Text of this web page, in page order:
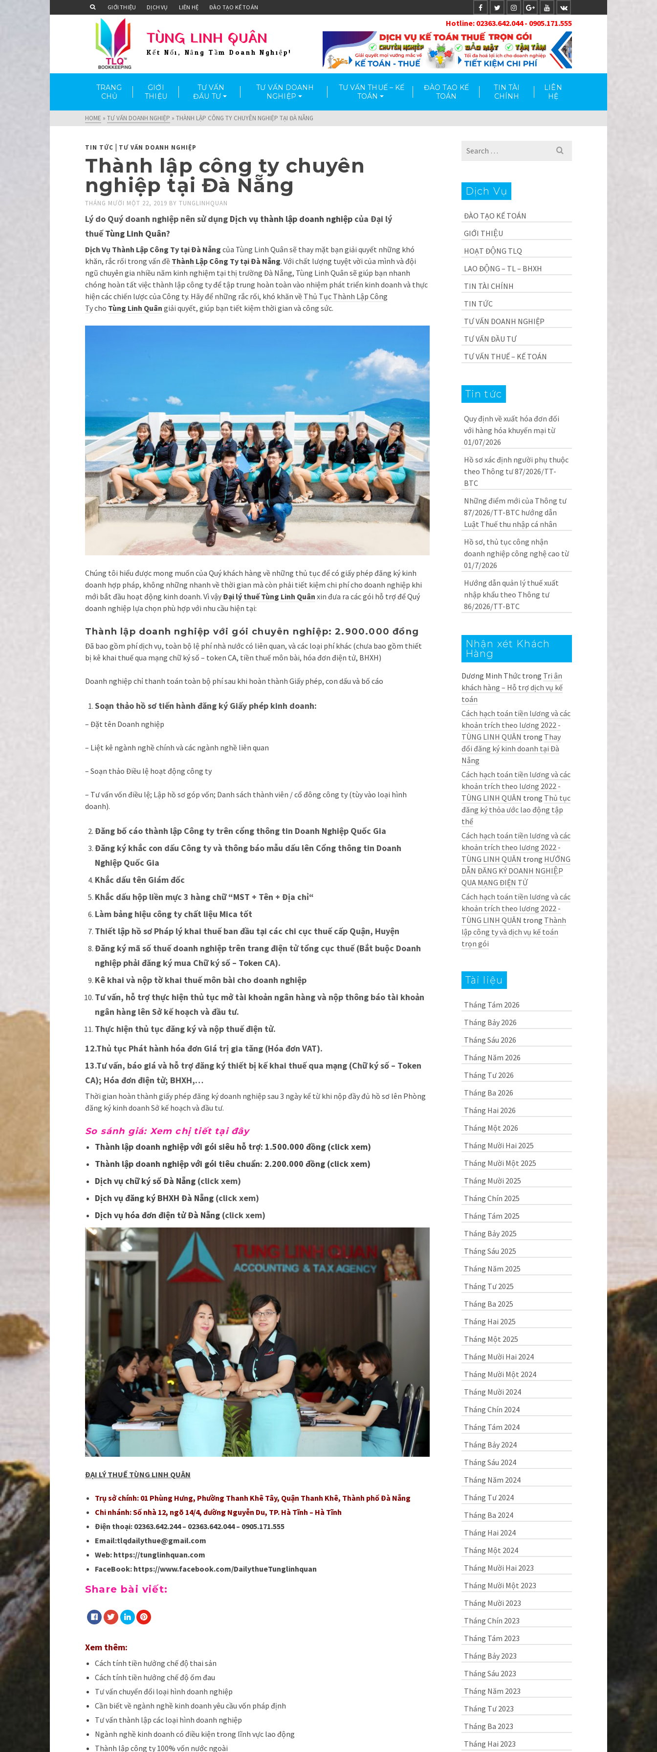
GIỚI THIỆU DỊCH VỤ LIÊN HỆ ĐÀO TẠO KẾ TOÁN
TÙNG LINH QUÂN
Kết Nối, Nâng Tầm Doanh Nghiệp!
Hotline: 02363.642.044 - 0905.171.555
TRANG
CHỦ
GIỚI
THIỆU
TƯ VẤN
ĐẦU TƯ
TƯ VẤN DOANH
NGHIỆP
TƯ VẤN THUẾ – KẾ
TOÁN
ĐÀO TẠO KẾ
TOÁN
TIN TÀI
CHÍNH
LIÊN
HỆ
HOME » TƯ VẤN DOANH NGHIỆP » THÀNH LẬP CÔNG TY CHUYÊN NGHIỆP TẠI ĐÀ NẴNG
TIN TỨC | TƯ VẤN DOANH NGHIỆP
Thành lập công ty chuyên
nghiệp tại Đà Nẵng
THÁNG MƯỜI MỘT 22, 2019 BY TUNGLINHQUAN
Lý do Quý doanh nghiệp nên sử dụng Dịch vụ thành lập doanh nghiệp của Đại lý
thuếTùng Linh Quân?
Dịch Vụ Thành Lập Công Ty tại Đà Nẵng của Tùng Linh Quân sẽ thay mặt bạn giải quyết những khó
khăn, rắc rối trong vấn đề Thành Lập Công Ty tại Đà Nẵng. Với chất lượng tuyệt vời của mình và đội
ngũ chuyên gia nhiều năm kinh nghiệm tại thị trường Đà Nẵng, Tùng Linh Quân sẽ giúp bạn nhanh
chóng hoàn tất việc thành lập công ty để tập trung hoàn toàn vào nhiệm phát triển kinh doanh và thực
hiện các chiến lược của Công ty. Hãy để những rắc rối, khó khăn về Thủ Tục Thành Lập Công
Tycho Tùng Linh Quân giải quyết, giúp bạn tiết kiệm thời gian và công sức.
Chúng tôi hiểu được mong muốn của Quý khách hàng về những thủ tục để có giấy phép đăng ký kinh
doanh hợp pháp, không những nhanh về thời gian mà còn phải tiết kiệm chi phí cho doanh nghiệp khi
mới bắt đầu hoạt động kinh doanh. Vì vậyĐại lý thuế Tùng Linh Quân xin đưa ra các gói hỗ trợ để Quý
doanh nghiệp lựa chọn phù hợp với nhu cầu hiện tại:
Thành lập doanh nghiệp với gói chuyên nghiệp: 2.900.000 đồng
Đã bao gồm phí dịch vụ, toàn bộ lệ phí nhà nước có liên quan, và các loại phí khác (chưa bao gồm thiết
bị kê khai thuế qua mạng chữ ký số – token CA, tiền thuế môn bài, hóa đơn điện tử, BHXH)
Doanh nghiệp chỉ thanh toán toàn bộ phí sau khi hoàn thành Giấy phép, con dấu và bố cáo
Soạn thảo hồ sơ tiến hành đăng ký Giấy phép kinh doanh:
– Đặt tên Doanh nghiệp
– Liệt kê ngành nghề chính và các ngành nghề liên quan
– Soạn thảo Điều lệ hoạt động công ty
– Tư vấn vốn điều lệ; Lập hồ sơ góp vốn; Danh sách thành viên / cổ đông công ty (tùy vào loại hình
doanh).
Đăng bố cáo thành lập Công ty trên cổng thông tin Doanh Nghiệp Quốc Gia
Đăng ký khắc con dấu Công ty và thông báo mẫu dấu lên Cổng thông tin Doanh
Nghiệp Quốc Gia
Khắc dấu tên Giám đốc
Khắc dấu hộp liền mực 3 hàng chữ “MST + Tên + Địa chỉ“
Làm bảng hiệu công ty chất liệu Mica tốt
Thiết lập hồ sơ Pháp lý khai thuế ban đầu tại các chi cục thuế cấp Quận, Huyện
Đăng ký mã số thuế doanh nghiệp trên trang điện tử tổng cục thuế (Bắt buộc Doanh
nghiệp phải đăng ký mua Chữ ký số – Token CA).
Kê khai và nộp tờ khai thuế môn bài cho doanh nghiệp
Tư vấn, hỗ trợ thực hiện thủ tục mở tài khoản ngân hàng và nộp thông báo tài khoản
ngân hàng lên Sở kế hoạch và đầu tư.
Thực hiện thủ tục đăng ký và nộp thuế điện tử.
12.Thủ tục Phát hành hóa đơn Giá trị gia tăng (Hóa đơn VAT).
13.Tư vấn, báo giá và hỗ trợ đăng ký thiết bị kế khai thuế qua mạng (Chữ ký số – Token
CA); Hóa đơn điện tử; BHXH,…
Thời gian hoàn thành giấy phép đăng ký doanh nghiệp sau 3 ngày kể từ khi nộp đầy đủ hồ sơ lên Phòng
đăng ký kinh doanh Sở kế hoạch và đầu tư.
So sánh giá: Xem chị tiết tại đây
Thành lập doanh nghiệp với gói siêu hỗ trợ: 1.500.000 đồng (click xem)
Thành lập doanh nghiệp với gói tiêu chuẩn: 2.200.000 đồng (click xem)
Dịch vụ chữ ký số Đà Nẵng (click xem)
Dịch vụ đăng ký BHXH Đà Nẵng (click xem)
Dịch vụ hóa đơn điện tử Đà Nẵng (click xem)
ĐẠI LÝTHUẾ TÙNG LINH QUÂN
Trụ sở chính: 01 Phùng Hưng, Phường Thanh Khê Tây, Quận Thanh Khê, Thành phố Đà Nẵng
Chi nhánh: Số nhà 12, ngõ 14/4, đường Nguyễn Du, TP. Hà Tĩnh – Hà Tĩnh
Điện thoại: 02363.642.244 – 02363.642.044 – 0905.171.555
Email:tlqdailythue@gmail.com
Web: https://tunglinhquan.com
FaceBook: https://www.facebook.com/DailythueTunglinhquan
Share bài viết:
Xem thêm:
Cách tính tiền hưởng chế độ thai sản
Cách tính tiền hưởng chế độ ốm đau
Tư vấn chuyển đổi loại hình doanh nghiệp
Cần biết về ngành nghề kinh doanh yêu cầu vốn pháp định
Tư vấn thành lập các loại hình doanh nghiệp
Ngành nghề kinh doanh có điều kiện trong lĩnh vực lao động
Thành lập công ty 100% vốn nước ngoài
Search
Dịch Vụ
ĐÀO TẠO KẾ TOÁN
GIỚI THIỆU
HOẠT ĐỘNG TLQ
LAO ĐỘNG – TL – BHXH
TIN TÀI CHÍNH
TIN TỨC
TƯ VẤN DOANH NGHIỆP
TƯ VẤN ĐẦU TƯ
TƯ VẤN THUẾ – KẾ TOÁN
Tin tức
Quy định về xuất hóa đơn đối
với hàng hóa khuyến mại từ
01/07/2026
Hồ sơ xác định người phụ thuộc
theo Thông tư 87/2026/TT-
BTC
Những điểm mới của Thông tư
87/2026/TT-BTC hướng dẫn
Luật Thuế thu nhập cá nhân
Hồ sơ, thủ tục công nhận
doanh nghiệp công nghệ cao từ
01/7/2026
Hướng dẫn quản lý thuế xuất
nhập khẩu theo Thông tư
86/2026/TT-BTC
Nhận xét Khách
Hàng
Dương Minh Thứctrong Tri ân
khách hàng – Hỗ trợ dịch vụ kế
toán
Cách hạch toán tiền lương và các
khoản trích theo lương 2022 -
TÙNG LINH QUÂN trong Thay
đổi đăng ký kinh doanh tại Đà
Nẵng
Cách hạch toán tiền lương và các
khoản trích theo lương 2022 -
TÙNG LINH QUÂN trong Thủ tục
đăng ký thỏa ước lao động tập
thể
Cách hạch toán tiền lương và các
khoản trích theo lương 2022 -
TÙNG LINH QUÂN trong HƯỚNG
DẪN ĐĂNG KÝ DOANH NGHIỆP
QUA MẠNG ĐIỆN TỬ
Cách hạch toán tiền lương và các
khoản trích theo lương 2022 -
TÙNG LINH QUÂN trong Thành
lập công ty và dịch vụ kế toán
trọn gói
Tài liệu
Tháng Tám 2026
Tháng Bảy 2026
Tháng Sáu 2026
Tháng Năm 2026
Tháng Tư 2026
Tháng Ba 2026
Tháng Hai 2026
Tháng Một 2026
Tháng Mười Hai 2025
Tháng Mười Một 2025
Tháng Mười 2025
Tháng Chín 2025
Tháng Tám 2025
Tháng Bảy 2025
Tháng Sáu 2025
Tháng Năm 2025
Tháng Tư 2025
Tháng Ba 2025
Tháng Hai 2025
Tháng Một 2025
Tháng Mười Hai 2024
Tháng Mười Một 2024
Tháng Mười 2024
Tháng Chín 2024
Tháng Tám 2024
Tháng Bảy 2024
Tháng Sáu 2024
Tháng Năm 2024
Tháng Tư 2024
Tháng Ba 2024
Tháng Hai 2024
Tháng Một 2024
Tháng Mười Hai 2023
Tháng Mười Một 2023
Tháng Mười 2023
Tháng Chín 2023
Tháng Tám 2023
Tháng Bảy 2023
Tháng Sáu 2023
Tháng Năm 2023
Tháng Tư 2023
Tháng Ba 2023
Tháng Hai 2023